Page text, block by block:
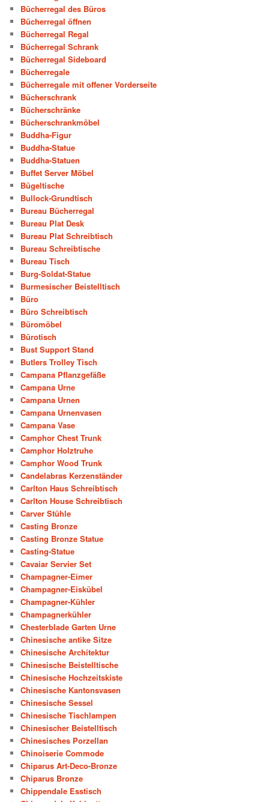
Bücherregal des Büros
Bücherregal öffnen
Bücherregal Regal
Bücherregal Schrank
Bücherregal Sideboard
Bücherregale
Bücherregale mit offener Vorderseite
Bücherschrank
Bücherschränke
Bücherschrankmöbel
Buddha-Figur
Buddha-Statue
Buddha-Statuen
Buffet Server Möbel
Bügeltische
Bullock-Grundtisch
Bureau Bücherregal
Bureau Plat Desk
Bureau Plat Schreibtisch
Bureau Schreibtische
Bureau Tisch
Burg-Soldat-Statue
Burmesischer Beistelltisch
Büro
Büro Schreibtisch
Büromöbel
Bürotisch
Bust Support Stand
Butlers Trolley Tisch
Campana Pflanzgefäße
Campana Urne
Campana Urnen
Campana Urnenvasen
Campana Vase
Camphor Chest Trunk
Camphor Holztruhe
Camphor Wood Trunk
Candelabras Kerzenständer
Carlton Haus Schreibtisch
Carlton House Schreibtisch
Carver Stühle
Casting Bronze
Casting Bronze Statue
Casting-Statue
Cavaiar Servier Set
Champagner-Eimer
Champagner-Eiskübel
Champagner-Kühler
Champagnerkühler
Chesterblade Garten Urne
Chinesische antike Sitze
Chinesische Architektur
Chinesische Beistelltische
Chinesische Hochzeitskiste
Chinesische Kantonsvasen
Chinesische Sessel
Chinesische Tischlampen
Chinesischer Beistelltisch
Chinesisches Porzellan
Chinoiserie Commode
Chiparus Art-Deco-Bronze
Chiparus Bronze
Chippendale Esstisch